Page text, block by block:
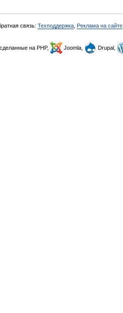
связь: Техподдержка Реклама на сайте
, сделанные на PHP, Joomla, Drupal,